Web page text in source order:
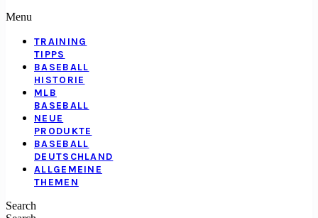
Menu
TRAINING
TIPPS
BASEBALL
HISTORIE
MLB
BASEBALL
NEUE
PRODUKTE
BASEBALL
DEUTSCHLAND
ALLGEMEINE
THEMEN
Search